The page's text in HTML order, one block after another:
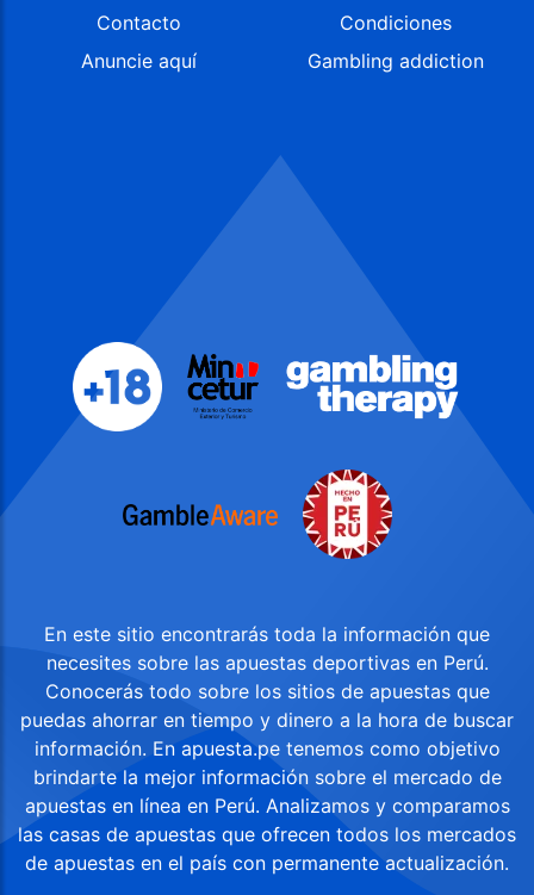
Contacto
Anuncie aquí
Condiciones
Gambling addiction
En este sitio encontrarás toda la información que
necesites sobre las apuestas deportivas en Perú.
Conocerás todo sobre los sitios de apuestas que
puedas ahorrar en tiempo y dinero a la hora de buscar
información. En apuesta.pe tenemos como objetivo
brindarte la mejor información sobre el mercado de
apuestas en línea en Perú. Analizamos y comparamos
las casas de apuestas que ofrecen todos los mercados
de apuestas en el país con permanente actualización.